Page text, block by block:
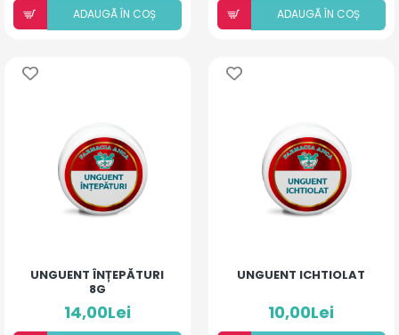
ADAUGÃ ÎN COȘ ADAUGÃ ÎN COȘ
UNGUENT ÎNȚEPĂTURI
8G
14,00Lei
UNGUENT ICHTIOLAT
10,00Lei